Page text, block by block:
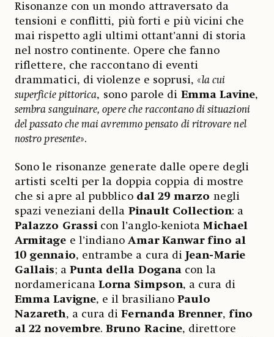
Risonanze con un mondo attraversato da
tensioni e conflitti, più forti e più vicini che
mai rispetto agli ultimi ottant’anni di storia
nel nostro continente. Opere che fanno
riflettere, che raccontano di eventi
drammatici, di violenze e soprusi, «la cui
superficie pittorica, sono parole di Emma Lavine,
sembra sanguinare, opere che raccontano di situazioni
del passato che mai avremmo pensato di ritrovare nel
nostro presente».
Sono le risonanze generate dalle opere degli
artisti scelti per la doppia coppia di mostre
che si apre al pubblico dal 29 marzo negli
spazi veneziani della Pinault Collection: a
Palazzo Grassicon l’anglo-keniotaMichael
Armitage e l’indianoAmar Kanwar fino al
10 gennaio, entrambe a cura diJean-Marie
Gallais; a Punta della Dogana con la
nordamericana Lorna Simpson, a cura di
Emma Lavigne, e il brasilianoPaulo
Nazareth, a cura diFernanda Brenner, fino
al 22 novembre.Bruno Racine, direttore